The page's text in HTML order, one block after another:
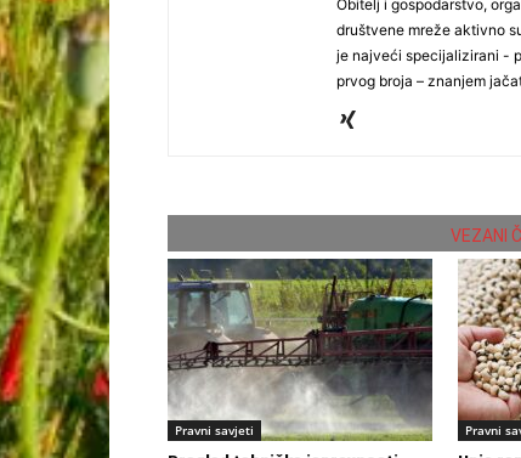
Obitelj i gospodarstvo,
društvene mreže aktivno
je najveći specijalizirani -
prvog broja – znanjem
VEZANI
Pravni savjeti Pravni